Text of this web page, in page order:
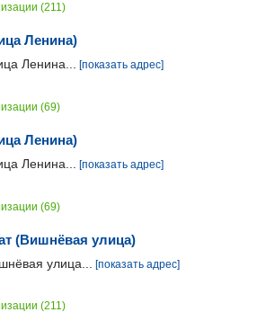
(211)
Ленина)
Ленина...
[показать адрес]
(69)
Ленина)
Ленина...
[показать адрес]
(69)
(Вишнёвая улица)
улица...
[показать адрес]
(211)